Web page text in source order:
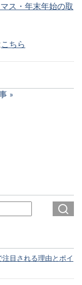
ス・年末年始の取
こちら
目される理由とポイ